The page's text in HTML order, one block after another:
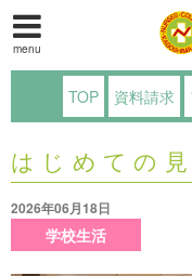
menu
TOP 資料請求
はじめての
2026年06月18日
学校生活